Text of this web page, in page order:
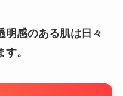
明感のある肌は日々
。